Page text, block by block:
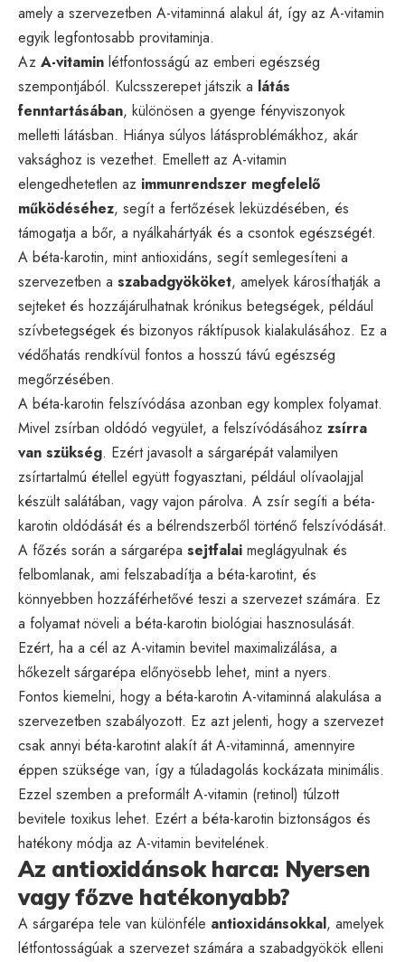
amely a szervezetben A-vitaminná alakul át, így az A-vitamin
egyik legfontosabb provitaminja.
Az A-vitamin létfontosságú az emberi egészség
szempontjából. Kulcsszerepet játszik a látás
fenntartásában, különösen a gyenge fényviszonyok
melletti látásban. Hiánya súlyos látásproblémákhoz, akár
vaksághoz is vezethet. Emellett az A-vitamin
elengedhetetlen az immunrendszer megfelelő
működéséhez, segít a fertőzések leküzdésében, és
támogatja a bőr, a nyálkahártyák és a csontok egészségét.
A béta-karotin, mint antioxidáns, segít semlegesíteni a
szervezetben a szabadgyököket, amelyek károsíthatják a
sejteket és hozzájárulhatnak krónikus betegségek, például
szívbetegségek és bizonyos ráktípusok kialakulásához. Ez a
védőhatás rendkívül fontos a hosszú távú egészség
megőrzésében.
A béta-karotin felszívódása azonban egy komplex folyamat.
Mivel zsírban oldódó vegyület, a felszívódásához zsírra
van szükség. Ezért javasolt a sárgarépát valamilyen
zsírtartalmú étellel együtt fogyasztani, például olívaolajjal
készült salátában, vagy vajon párolva. A zsír segíti a béta-
karotin oldódását és a bélrendszerből történő felszívódását.
A főzés során a sárgarépa sejtfalai meglágyulnak és
felbomlanak, ami felszabadítja a béta-karotint, és
könnyebben hozzáférhetővé teszi a szervezet számára. Ez
a folyamat növeli a béta-karotin biológiai hasznosulását.
Ezért, ha a cél az A-vitamin bevitel maximalizálása, a
hőkezelt sárgarépa előnyösebb lehet, mint a nyers.
Fontos kiemelni, hogy a béta-karotin A-vitaminná alakulása a
szervezetben szabályozott. Ez azt jelenti, hogy a szervezet
csak annyi béta-karotint alakít át A-vitaminná, amennyire
éppen szüksége van, így a túladagolás kockázata minimális.
Ezzel szemben a preformált A-vitamin (retinol) túlzott
bevitele toxikus lehet. Ezért a béta-karotin biztonságos és
hatékony módja az A-vitamin bevitelének.
Az antioxidánsok harca: Nyersen
vagy főzve hatékonyabb?
A sárgarépa tele van különféle antioxidánsokkal, amelyek
létfontosságúak a szervezet számára a szabadgyökök elleni